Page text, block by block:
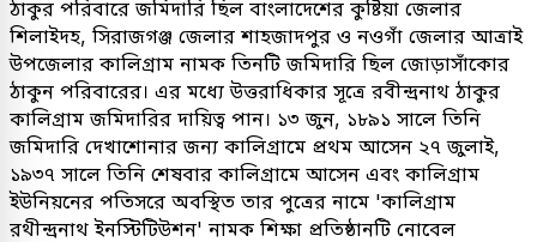
ঠাকুর পরিবারে জমিদারি ছিল বাংলাদেশের কুষ্টিয়া জেলার
শিলাইদহ, সিরাজগঞ্জ জেলার শাহজাদপুর ও নওগাঁ জেলার আত্রাই
উপজেলার কালিগ্রাম নামক তিনটি জমিদারি ছিল জোড়াসাঁকোর
ঠাকুন পরিবারের। এর মধ্যে উত্তরাধিকার সূত্রে রবীন্দ্রনাথ ঠাকুর
কালিগ্রাম জমিদারির দায়িত্ব পান। ১৩ জুন, ১৮৯১ সালে তিনি
জমিদারি দেখাশোনার জন্য কালিগ্রামে প্রথম আসেন ২৭ জুলাই,
১৯৩৭ সালে তিনি শেষবার কালিগ্রামে আসেন এবং কালিগ্রাম
ইউনিয়নের পতিসরে অবস্থিত তার পুত্রের নামে 'কালিগ্রাম
রথীন্দ্রনাথ ইনস্টিটিউশন' নামক শিক্ষা প্রতিষ্ঠানটি নোবেল